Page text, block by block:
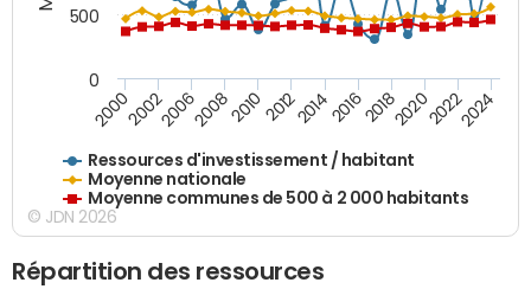
Ressources d'investissement / habitant
Moyenne nationale
Moyenne communes de 500 à 2 000 habitants
200020022006200820102012201420162018202020222024
0
500
© JDN 2026
Répartition des ressources